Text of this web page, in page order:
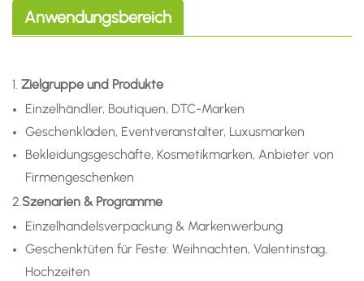
Anwendungsbereich
1. Zielgruppe und Produkte
Einzelhändler, Boutiquen, DTC-Marken
Geschenkläden, Eventveranstalter, Luxusmarken
Bekleidungsgeschäfte, Kosmetikmarken, Anbieter von
Firmengeschenken
2.Szenarien & Programme
Einzelhandelsverpackung & Markenwerbung
Geschenktüten für Feste: Weihnachten, Valentinstag,
Hochzeiten